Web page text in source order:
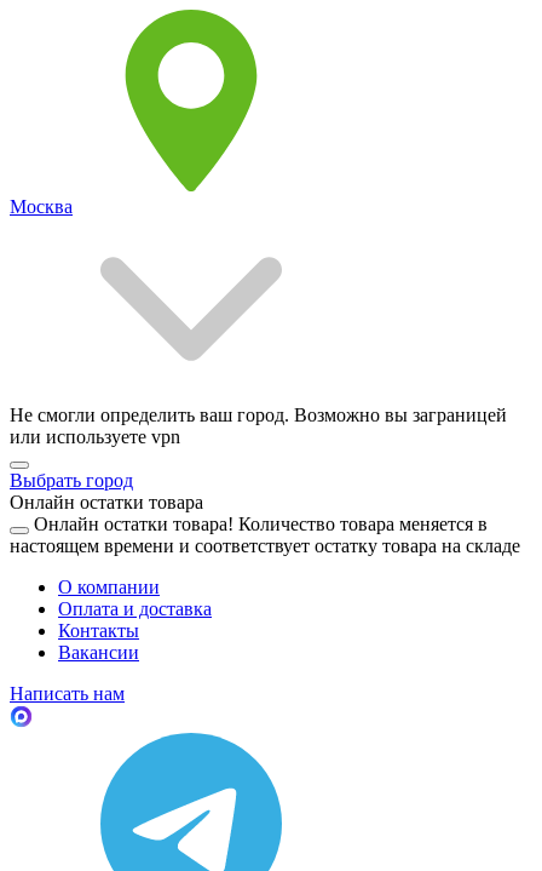
Москва
Не смогли определить ваш город. Возможно вы заграницей
или используете vpn
Выбрать город
Онлайн остатки товара
Онлайн остатки товара! Количество товара меняется в
настоящем времени и соответствует остатку товара на складе
О компании
Оплата и доставка
Контакты
Вакансии
Написать нам